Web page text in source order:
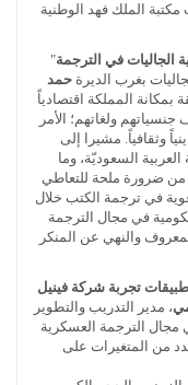
الملك فهد الوطنية
الجاليات في الترجمة"
بغرب الديرة حمد
المملكة اقتصادياً
جنسياتهم ولغاتهم؛ الأمر
وثقافياً. مشيرا إلى
السعوديّة، وما
من ضرورة ملحة للتعاطي
في ترجمة الكتب خلال
في مجال الترجمة
والنهي عن المنكر
تجربة شركة فينيل
، مدير التدريب والتطوير
مجال الترجمة العسكرية
من المتغيرات على